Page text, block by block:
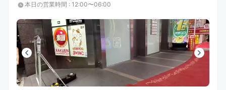
本日の営業時間 : 12:00〜06:00